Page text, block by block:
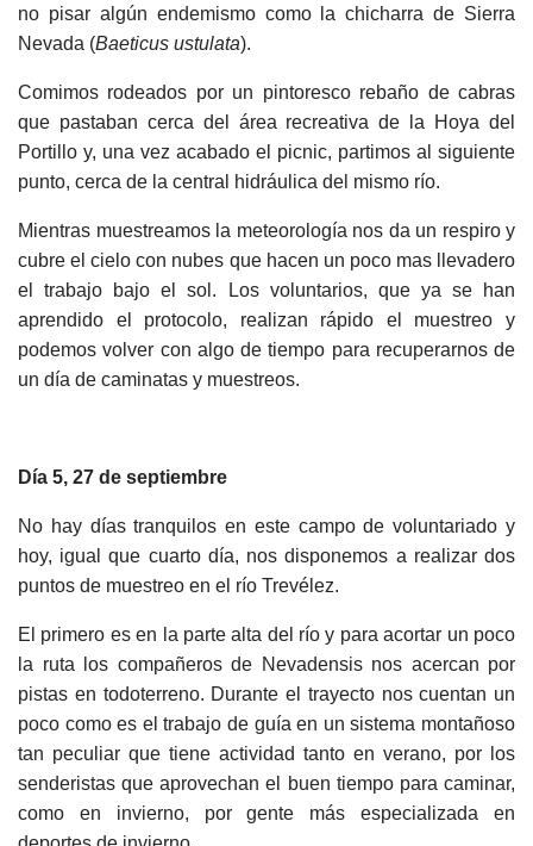
no pisar algún endemismo como la chicharra de Sierra
Nevada (Baeticus ustulata).
Comimos rodeados por un pintoresco rebaño de cabras
que pastaban cerca del área recreativa de la Hoya del
Portillo y, una vez acabado el picnic, partimos al siguiente
punto, cerca de la central hidráulica del mismo río.
Mientras muestreamos la meteorología nos da un respiro y
cubre el cielo con nubes que hacen un poco mas llevadero
el trabajo bajo el sol. Los voluntarios, que ya se han
aprendido el protocolo, realizan rápido el muestreo y
podemos volver con algo de tiempo para recuperarnos de
un día de caminatas y muestreos.
Día 5, 27 de septiembre
No hay días tranquilos en este campo de voluntariado y
hoy, igual que cuarto día, nos disponemos a realizar dos
puntos de muestreo en el río Trevélez.
El primero es en la parte alta del río y para acortar un poco
la ruta los compañeros de Nevadensis nos acercan por
pistas en todoterreno. Durante el trayecto nos cuentan un
poco como es el trabajo de guía en un sistema montañoso
tan peculiar que tiene actividad tanto en verano, por los
senderistas que aprovechan el buen tiempo para caminar,
como en invierno, por gente más especializada en